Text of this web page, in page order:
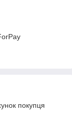
покупця